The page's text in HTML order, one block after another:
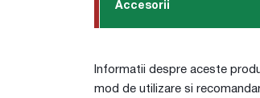
Accesorii
Informatii despre aceste
mod de utilizare si